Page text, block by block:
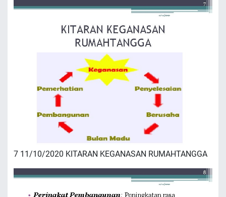
7 11/10/2020 KITARAN KEGANASAN RUMAHTANGGA